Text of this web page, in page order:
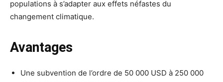
populations à s’adapter aux effets néfastes du
changement climatique.
Avantages
Une subvention de l’ordre de 50 000 USD à 250 000